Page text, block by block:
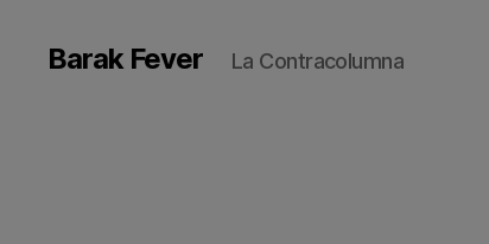
Barak Fever La Contracolumna